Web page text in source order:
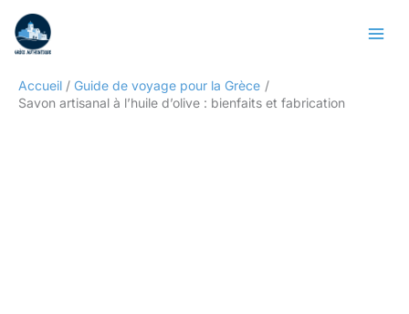
contenu
Accueil
Guide de voyage pour la Grèce
Savon artisanal à l’huile d’olive : bienfaits et fabrication
Rechercher